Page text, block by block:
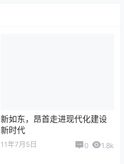
新如东，昂首走进现代化建设
新时代
11年7月5日 0 1.8k